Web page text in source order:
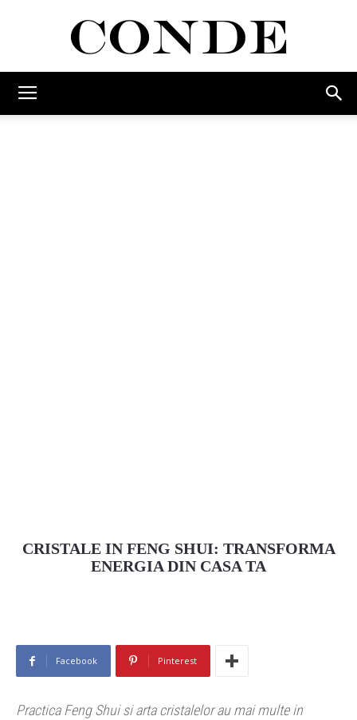
CRISTALE IN FENG SHUI: TRANSFORMA
ENERGIA DIN CASA TA
Facebook Pinterest
Practica Feng Shui si arta cristalelor au mai multe in